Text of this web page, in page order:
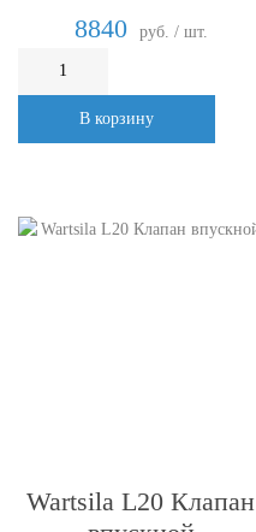
8840
руб. / шт.
В корзину
Wartsila L20 Клапан